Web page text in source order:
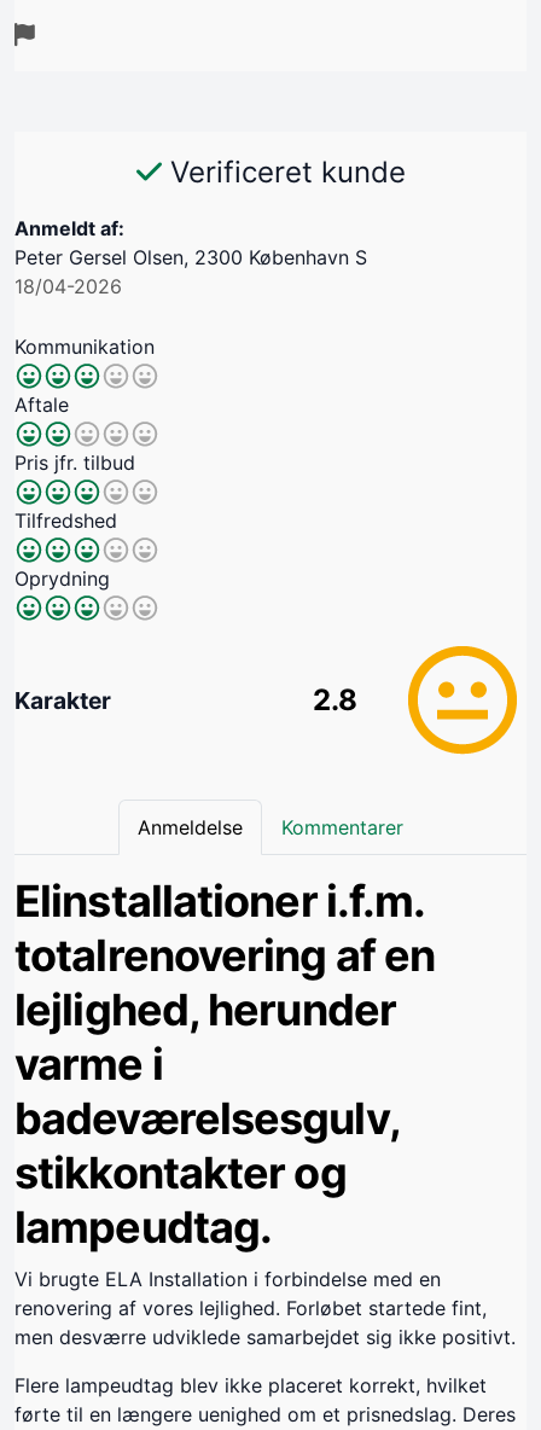
Verificeret kunde
Anmeldt af:
Peter Gersel Olsen, 2300 København S
18/04-2026
Kommunikation
Aftale
Pris jfr. tilbud
Tilfredshed
Oprydning
Karakter 2.8
Anmeldelse Kommentarer
Elinstallationer i.f.m.
totalrenovering af en
lejlighed, herunder
varme i
badeværelsesgulv,
stikkontakter og
lampeudtag.
Vi brugte ELA Installation i forbindelse med en
renovering af vores lejlighed. Forløbet startede fint,
men desværre udviklede samarbejdet sig ikke positivt.
Flere lampeudtag blev ikke placeret korrekt, hvilket
førte til en længere uenighed om et prisnedslag. Deres